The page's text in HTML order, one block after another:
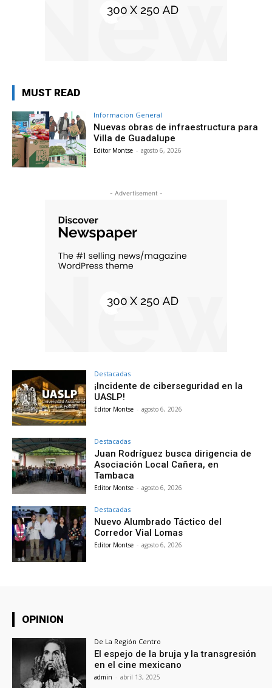
MUST READ
Informacion General
Nuevas obras de infraestructura para
Villa de Guadalupe
Editor Montse - agosto 6, 2026
- Advertisement -
Destacadas
¡Incidente de ciberseguridad en la
UASLP!
Editor Montse - agosto 6, 2026
Destacadas
Juan Rodríguez busca dirigencia de
Asociación Local Cañera, en
Tambaca
Editor Montse - agosto 6, 2026
Destacadas
Nuevo Alumbrado Táctico del
Corredor Vial Lomas
Editor Montse - agosto 6, 2026
OPINION
De La Región Centro
El espejo de la bruja y la transgresión
en el cine mexicano
admin - abril 13, 2025